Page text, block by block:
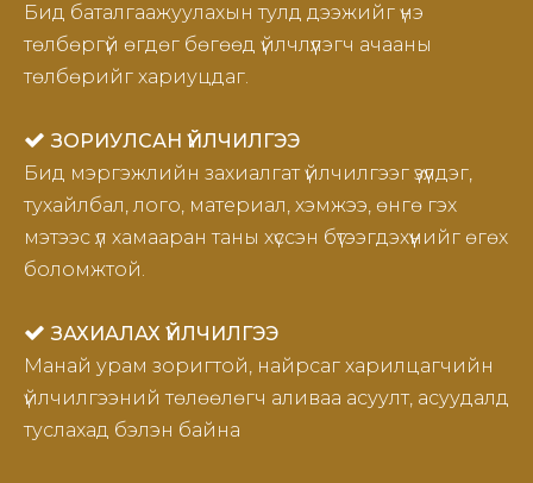
Бид баталгаажуулахын тулд дээжийг үнэ
төлбөргүй өгдөг бөгөөд үйлчлүүлэгч ачааны
төлбөрийг хариуцдаг.
 ЗОРИУЛСАН ҮЙЛЧИЛГЭЭ
Бид мэргэжлийн захиалгат үйлчилгээг үзүүлдэг,
тухайлбал, лого, материал, хэмжээ, өнгө гэх
мэтээс үл хамааран таны хүссэн бүтээгдэхүүнийг өгөх
боломжтой.
 ЗАХИАЛАХ ҮЙЛЧИЛГЭЭ
Манай урам зоригтой, найрсаг харилцагчийн
үйлчилгээний төлөөлөгч аливаа асуулт, асуудалд
туслахад бэлэн байна